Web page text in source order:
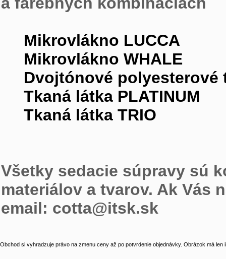
Mikrovlákno LUCCA
Mikrovlákno WHALE
Dvojtónové polyesterové
Tkaná látka PLATINUM
Tkaná látka TRIO
Všetky sedacie súpravy sú
materiálov a tvarov. Ak Vás
email: cotta@itsk.sk
Obchod si vyhradzuje právo na zmenu ceny až po potvrdenie objednávky. Obrázok má len